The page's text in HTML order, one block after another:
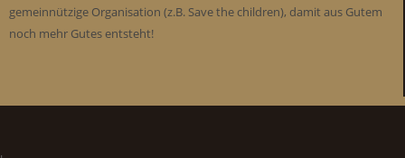
gemeinnützige Organisation (z.B. Save the children), damit aus Gutem
noch mehr Gutes entsteht!